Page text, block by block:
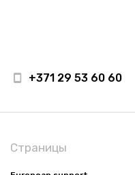
+371 29 53 60 60
Страницы